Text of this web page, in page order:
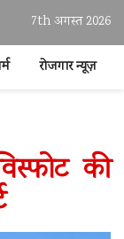
7th अगस्त 2026
रोजगार न्यूज़
की